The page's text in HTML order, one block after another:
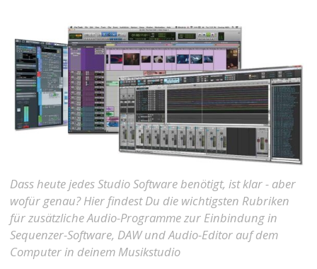
Dass heute jedes Studio Software benötigt, ist klar - aber
wofür genau? Hier findest Du die wichtigsten Rubriken
für zusätzliche Audio-Programme zur Einbindung in
Sequenzer-Software, DAW und Audio-Editor auf dem
Computer in deinem Musikstudio